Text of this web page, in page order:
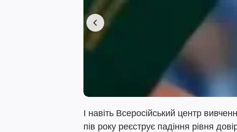
І навіть Всеросійський центр
пів року реєструє падіння рівня